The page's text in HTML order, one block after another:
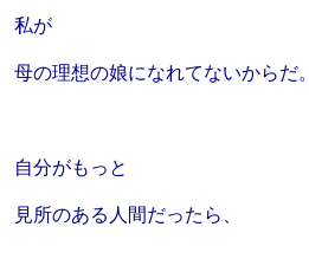
私が
母の理想の娘になれてないからだ。
自分がもっと
見所のある人間だったら、